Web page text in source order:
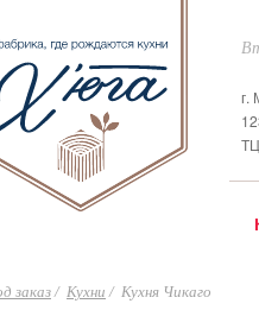
г.
заказ Кухни Кухня Чикаго